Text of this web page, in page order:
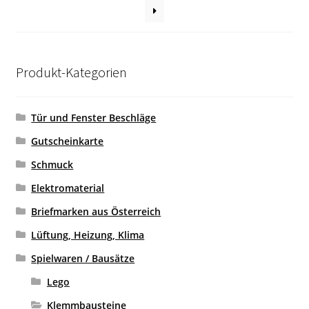
Produkt-Kategorien
Tür und Fenster Beschläge
Gutscheinkarte
Schmuck
Elektromaterial
Briefmarken aus Österreich
Lüftung, Heizung, Klima
Spielwaren / Bausätze
Lego
Klemmbausteine